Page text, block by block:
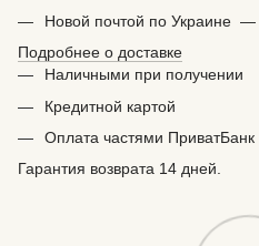
Новой почтой по Украине —
Подробнее о доставке
Наличными при получении
Кредитной картой
Оплата частями
Гарантия возврата 14 дней.